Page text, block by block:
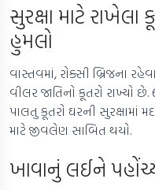
સુરક્ષા માટે રાખેલા
હુમલો
વાસ્તવમાં, રોક્સી બ્રિજના
વીલર જાતિનો કૂતરો રાખ્યો
પાલતુ કૂતરો ઘરની સુરક્ષામાં
માટે જીવલેણ સાબિત થયો.
ખાવાનું લઈને